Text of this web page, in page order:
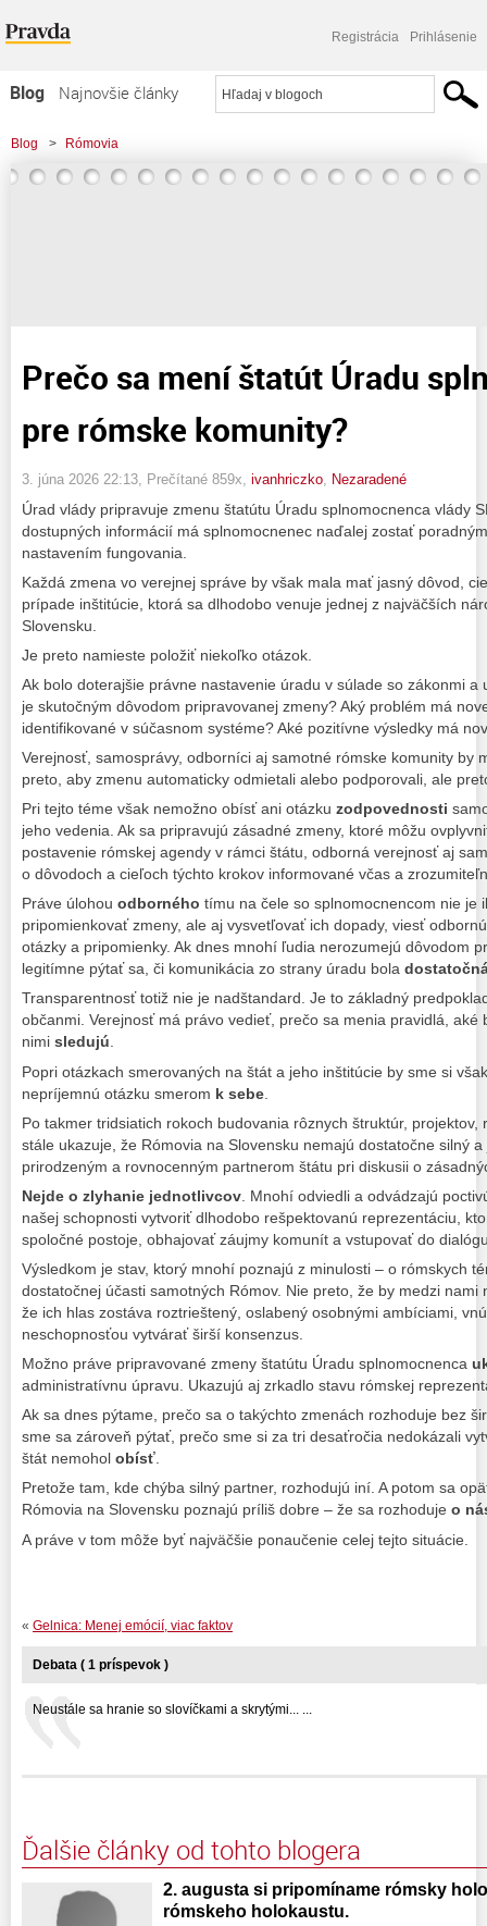
Registrácia Prihlásenie
Blog
Najnovšie články
Najčítanejšie články
Najkomentovanejšie články
Blog > Rómovia
> Prečo sa mení štatút Úradu splnomocnenca pre rómske komunity?
Prečo sa mení štatút Úradu
pre rómske komunity?
3. júna 2026 22:13 , Prečítané 859x, ivanhriczko Nezaradené
Úrad vlády pripravuje zmenu štatútu Úradu splnomocnenca vlády
dostupných informácií má splnomocnenec naďalej zostať
nastavením fungovania.
Každá zmena vo verejnej správe by však mala mať jasný dôvod,
prípade inštitúcie, ktorá sa dlhodobo venuje jednej z najväčších
Slovensku.
Je preto namieste položiť niekoľko otázok.
Ak bolo doterajšie právne nastavenie úradu v súlade so zákonmi a
je skutočným dôvodom pripravovanej zmeny? Aký problém má
identifikované v súčasnom systéme? Aké pozitívne výsledky má
Verejnosť, samosprávy, odborníci aj samotné rómske komunity by
preto, aby zmenu automaticky odmietali alebo podporovali, ale
Pri tejto téme však nemožno obísť ani otázku zodpovednosti
jeho vedenia. Ak sa pripravujú zásadné zmeny, ktoré môžu
postavenie rómskej agendy v rámci štátu, odborná verejnosť aj
o dôvodoch a cieľoch týchto krokov informované včas a
Práve úlohou odborného tímu na čele so splnomocnencom nie je
pripomienkovať zmeny, ale aj vysvetľovať ich dopady, viesť
otázky a pripomienky. Ak dnes mnohí ľudia nerozumejú dôvodom
legitímne pýtať sa, či komunikácia zo strany úradu bola
Transparentnosť totiž nie je nadštandard. Je to základný
občanmi. Verejnosť má právo vedieť, prečo sa menia pravidlá, aké
nimi sledujú.
Popri otázkach smerovaných na štát a jeho inštitúcie by sme si
nepríjemnú otázku smerom k sebe
Po takmer tridsiatich rokoch budovania rôznych štruktúr,
stále ukazuje, že Rómovia na Slovensku nemajú dostatočne silný
prirodzeným a rovnocenným partnerom štátu pri diskusii o
Nejde o zlyhanie jednotlivcov . Mnohí odviedli a odvádzajú
našej schopnosti vytvoriť dlhodobo rešpektovanú reprezentáciu,
spoločné postoje, obhajovať záujmy komunít a vstupovať do
Výsledkom je stav, ktorý mnohí poznajú z minulosti – o rómskych
dostatočnej účasti samotných Rómov. Nie preto, že by medzi
že ich hlas zostáva roztrieštený, oslabený osobnými ambíciami,
neschopnosťou vytvárať širší konsenzus.
Možno práve pripravované zmeny štatútu Úradu splnomocnenca
administratívnu úpravu. Ukazujú aj zrkadlo stavu rómskej
Ak sa dnes pýtame, prečo sa o takýchto zmenách rozhoduje bez
sme sa zároveň pýtať, prečo sme si za tri desaťročia nedokázali
štát nemohol obísť.
Pretože tam, kde chýba silný partner, rozhodujú iní. A potom sa
Rómovia na Slovensku poznajú príliš dobre – že sa rozhoduje o
A práve v tom môže byť najväčšie ponaučenie celej tejto situácie.
« Gelnica: Menej emócií, viac faktov
Debata ( 1 príspevok )
Neustále sa hranie so slovíčkami a skrytými... ...
Ďalšie články od tohto blogera
2. augusta si pripomíname rómsky
rómskeho holokaustu.